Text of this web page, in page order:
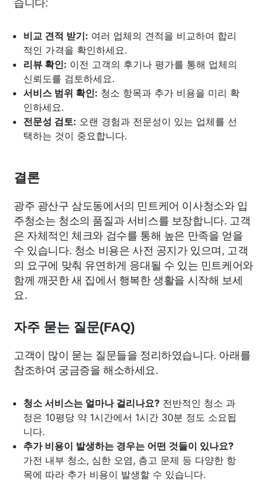
비교 견적 받기: 여러 업체의 견적을 비교하여 합리
적인 가격을 확인하세요.
리뷰 확인: 이전 고객의 후기나 평가를 통해 업체의
신뢰도를 검토하세요.
서비스 범위 확인: 청소 항목과 추가 비용을 미리 확
인하세요.
전문성 검토: 오랜 경험과 전문성이 있는 업체를 선
택하는 것이 중요합니다.
결론
광주 광산구 삼도동에서의 민트케어 이사청소와 입
주청소는 청소의 품질과 서비스를 보장합니다. 고객
은 자체적인 체크와 검수를 통해 높은 만족을 얻을
수 있습니다. 청소 비용은 사전 공지가 있으며, 고객
의 요구에 맞춰 유연하게 응대될 수 있는 민트케어와
함께 깨끗한 새 집에서 행복한 생활을 시작해 보세
요.
자주 묻는 질문(FAQ)
고객이 많이 묻는 질문들을 정리하였습니다. 아래를
참조하여 궁금증을 해소하세요.
청소 서비스는 얼마나 걸리나요? 전반적인 청소 과
정은 10평당 약 1시간에서 1시간 30분 정도 소요됩
니다.
추가 비용이 발생하는 경우는 어떤 것들이 있나요?
가전 내부 청소, 심한 오염, 층고 문제 등 다양한 항
목에 따라 추가 비용이 발생할 수 있습니다.